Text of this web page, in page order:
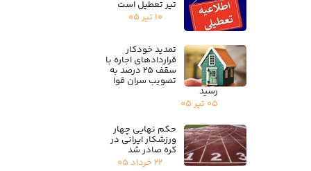
تیر تعطیل است
۱۰ تیر ۰۵
تمدید خودکار
قراردادهای اجاره با
سقف ۲۵ درصد به
تصویب سران قوا
رسید
۰۵ تیر ۰۵
حکم نهایی چهار
ورزشکار ایرانی در
کره صادر شد
۲۲ خرداد ۰۵